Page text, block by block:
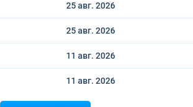
25 авг. 2026
25 авг. 2026
11 авг. 2026
11 авг. 2026